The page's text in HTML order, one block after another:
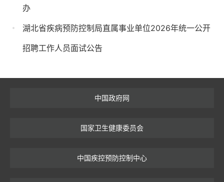
办
湖北省疾病预防控制局直属事业单位2026年统一公开
招聘工作人员面试公告
中国政府网
国家卫生健康委员会
中国疾控预防控制中心